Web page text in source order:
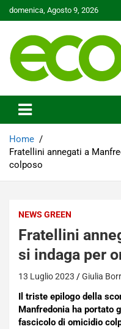
Skip
to
domenica, Agosto 9, 2026
Ecoo.it
Home
Fratellini annegati a
colposo
NEWS GREEN
Fratellini
si indaga per
13 Luglio 2023 Giulia
Il triste epilogo della
Manfredonia ha portato
fascicolo di omicidio